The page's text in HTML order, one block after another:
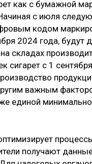
как с бумажной
с июля
кодом
2024 года, будут
складах
сигарет с 1
важным
единой
получают